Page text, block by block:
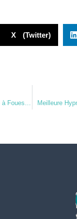
X (Twitter)
Meilleure Hypnothérapeute à Fouesnant Meilleure
À